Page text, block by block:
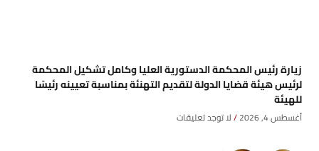
زيارة رئيس المحكمة الدستورية العليا وكامل تشكيل المحكمة
لرئيس هيئة قضايا الدولة لتقديم التهنئة بمناسبة تعيينه رئيسًا
للهيئة
أغسطس 4, 2026 لا توجد تعليقات